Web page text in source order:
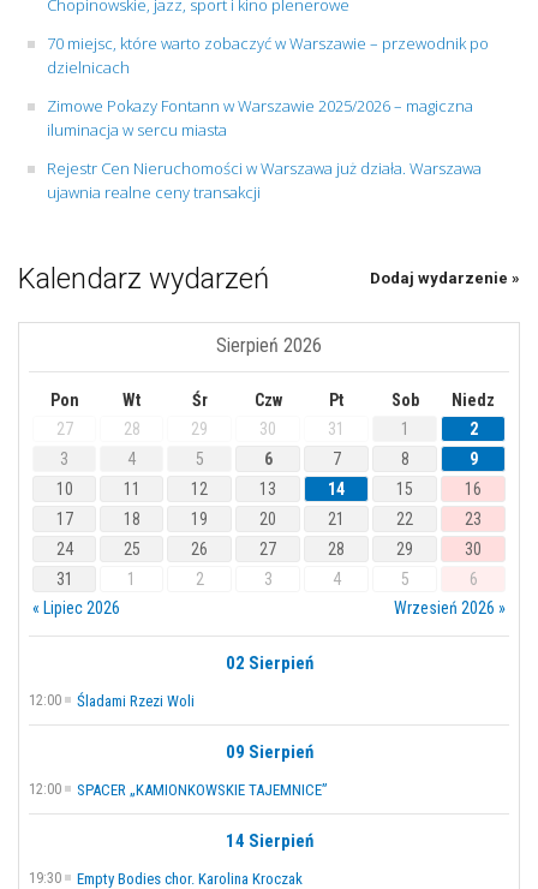
Chopinowskie, jazz, sport i kino plenerowe
70 miejsc, które warto zobaczyć w Warszawie – przewodnik po
dzielnicach
Zimowe Pokazy Fontann w Warszawie 2025/2026 – magiczna
iluminacja w sercu miasta
Rejestr Cen Nieruchomości w Warszawa już działa. Warszawa
ujawnia realne ceny transakcji
Kalendarz wydarzeń Dodaj wydarzenie »
Sierpień 2026
Pon Wt Śr Czw Pt Sob
Niedz
27
28 29 30 31 1
2
3
4 5 6 7 8
9
10
11 12 13 14 15
16
17
18 19 20 21 22
23
24
25 26 27 28 29
30
31
1 2 3 4 5
6
« Lipiec 2026
Wrzesień 2026 »
02 Sierpień
12:00 Śladami Rzezi Woli
09 Sierpień
12:00 SPACER „KAMIONKOWSKIE TAJEMNICE”
14 Sierpień
19:30 Empty Bodies chor. Karolina Kroczak